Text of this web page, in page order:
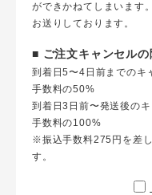
ができかねてしまいます
お送りしております。
■ ご注文キャンセル
到着日5〜4日前までのキ
手数料の50%
到着日3日前〜発送後の
手数料の100%
※振込手数料275円を差
す。